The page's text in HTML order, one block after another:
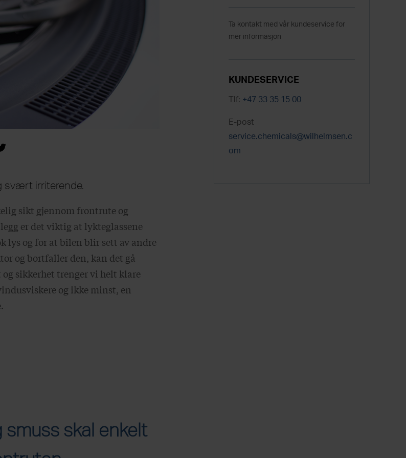
svært irriterende.
sikt gjennom frontrute og
er det viktig at lykteglassene
lys og for at bilen blir sett av andre
og bortfaller den, kan det gå
sikkerhet trenger vi helt klare
og ikke minst, en
Ta kontakt med vår kundeservice for
mer informasjon
KUNDESERVICE
Tlf: +47 33 35 15 00
E-post
service.chemicals@wilhelmsen.c
om
smuss skal enkelt